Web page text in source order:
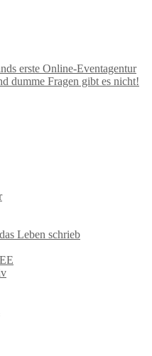
erste Online-Eventagentur
dumme Fragen gibt es nicht!
Leben schrieb